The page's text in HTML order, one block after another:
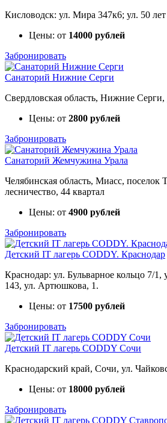
Кисловодск: ул. Мира 347к6; ул. 50
Цены: от 14000 рублей
Забронировать
Санаторий Нижние Серги
Свердловская область, Нижние
Цены: от 2800 рублей
Забронировать
Санаторий Жемчужина Урала
Челябинская область, Миасс, поселок
лесничество, 44 квартал
Цены: от 4900 рублей
Забронировать
Детский IT лагерь CODDY. Краснодар
Краснодар: ул. Бульварное кольцо 7/1,
143, ул. Артюшкова, 1.
Цены: от 17500 рублей
Забронировать
Детский IT лагерь CODDY Сочи
Краснодарский край, Сочи, ул.
Цены: от 18000 рублей
Забронировать